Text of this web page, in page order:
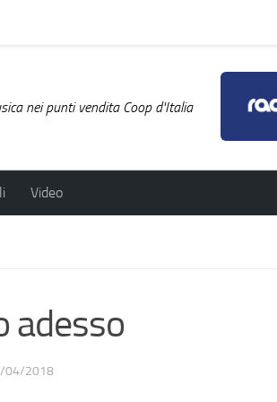
nei punti vendita Coop d'Italia
Video
adesso
04/2018